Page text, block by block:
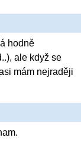
hodně
ale když se
mám nejraději